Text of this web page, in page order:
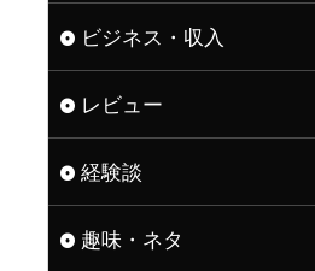
ビジネス・収入
レビュー
経験談
趣味・ネタ